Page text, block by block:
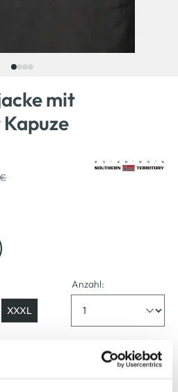
mit
XXXL
Anzahl: